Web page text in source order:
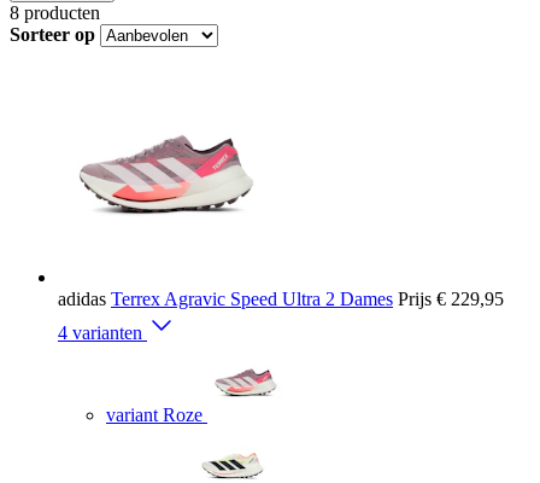
8 producten
Sorteer op
adidas Terrex Agravic Speed Ultra 2 Dames Prijs € 229,95
4 varianten
variant Roze